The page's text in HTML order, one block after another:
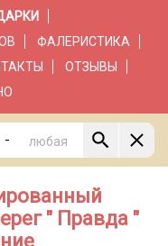
ФАЛЕРИСТИКА
ОТЗЫВЫ
-
" Правда "